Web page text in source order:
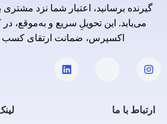
گیرنده برسانید، اعتبار شما نزد
می‌یابد. این تحویلِ سریع و به‌موقع،
اکسپرس، ضمانت ارتقای
ارتباط با ما